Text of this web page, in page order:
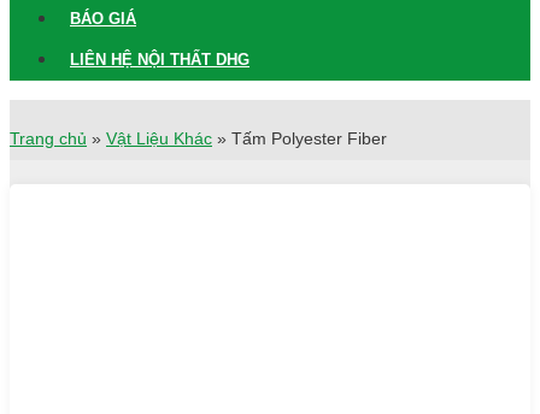
BÁO GIÁ
LIÊN HỆ NỘI THẤT DHG
Trang chủ » Vật Liệu Khác » Tấm Polyester Fiber